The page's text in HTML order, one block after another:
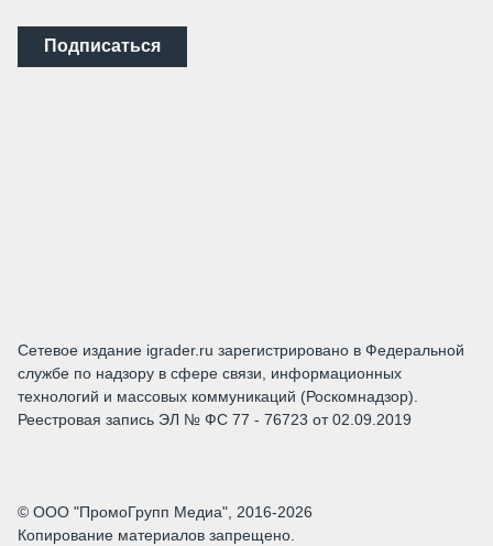
Подписаться
Сетевое издание igrader.ru зарегистрировано в Федеральной
службе по надзору в сфере связи, информационных
технологий и массовых коммуникаций (Роскомнадзор).
Реестровая запись ЭЛ № ФС 77 - 76723 от 02.09.2019
© ООО "ПромоГрупп Медиа", 2016-2026
Копирование материалов запрещено.